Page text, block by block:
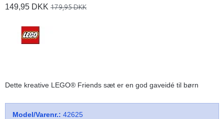
149,95 DKK 179,95 DKK
Dette kreative LEGO® Friends sæt er en god gaveidé til børn
Model/Varenr.: 42625